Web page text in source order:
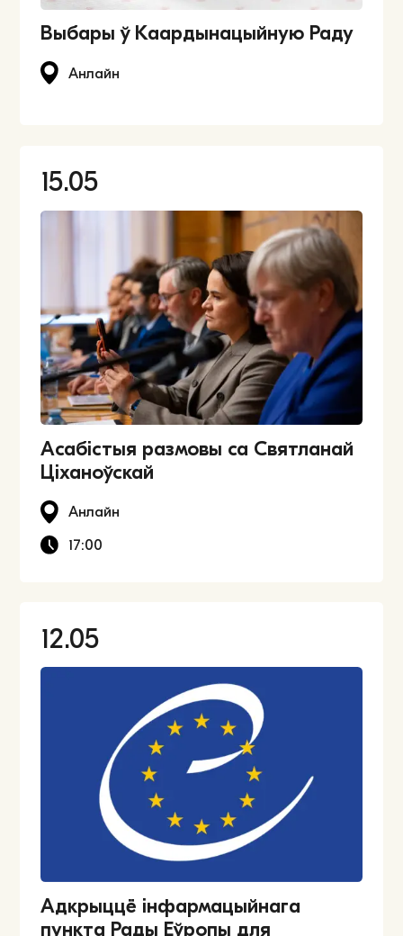
Выбары ў Каардынацыйную Раду
Анлайн
15.05
Асабістыя размовы са Святланай
Ціханоўскай
Анлайн
17:00
12.05
Адкрыццё інфармацыйнага
пункта Рады Еўропы для